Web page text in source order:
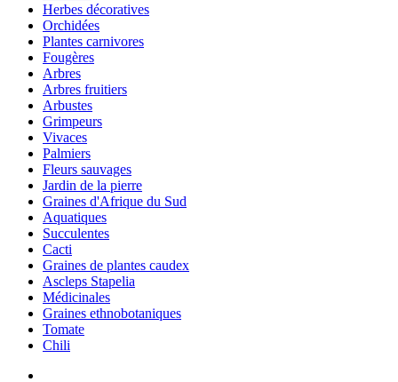
Herbes décoratives
Orchidées
Plantes carnivores
Fougères
Arbres
Arbres fruitiers
Arbustes
Grimpeurs
Vivaces
Palmiers
Fleurs sauvages
Jardin de la pierre
Graines d'Afrique du Sud
Aquatiques
Succulentes
Cacti
Graines de plantes caudex
Ascleps Stapelia
Médicinales
Graines ethnobotaniques
Tomate
Chili